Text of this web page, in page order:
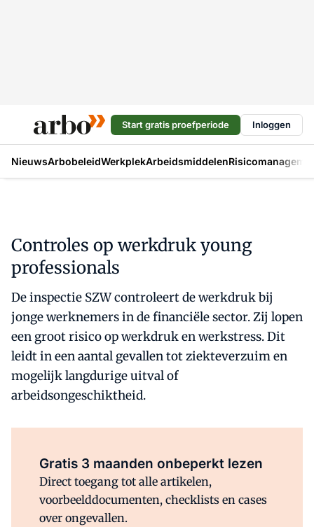
Start gratis proefperiode Inloggen
NieuwsArbobeleidWerkplekArbeidsmiddelen
Controles op werkdruk young
professionals
De inspectie SZW controleert de werkdruk bij
jonge werknemers in de financiële sector. Zij lopen
een groot risico op werkdruk en werkstress. Dit
leidt in een aantal gevallen tot ziekteverzuim en
mogelijk langdurige uitval of
arbeidsongeschiktheid.
Gratis 3 maanden onbeperkt lezen
Direct toegang tot alle artikelen,
voorbeelddocumenten, checklists en cases
over ongevallen.